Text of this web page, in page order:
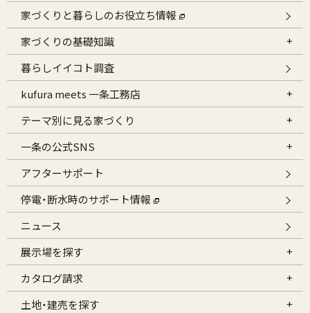
家づくりと暮らしのお役立ち情報
家づくりの基礎知識
暮らしイイコト調査
kufura meets 一条工務店
テーマ別に見る家づくり
一条の公式SNS
アフターサポート
停電・断水時のサポート情報
ニュース
展示場を探す
カタログ請求
土地・建売を探す